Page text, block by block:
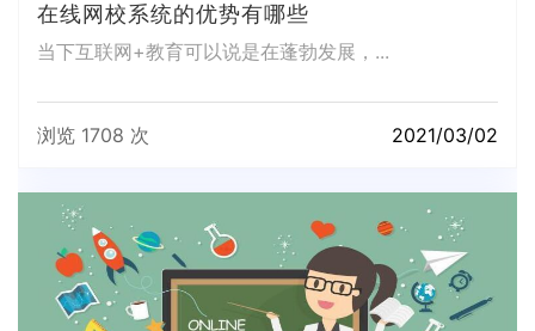
在线网校系统的优势有哪些
当下互联网+教育可以说是在蓬勃发展，...
浏览 1708 次 2021/03/02